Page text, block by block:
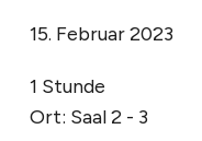
15. Februar 2023
1 Stunde
Ort: Saal 2 - 3